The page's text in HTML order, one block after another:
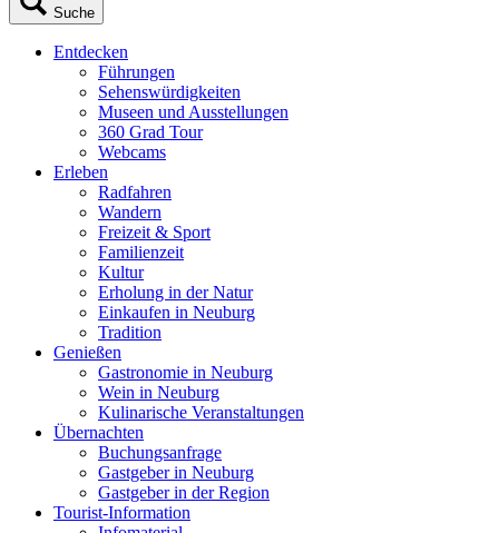
Suche
Entdecken
Führungen
Sehenswürdigkeiten
Museen und Ausstellungen
360 Grad Tour
Webcams
Erleben
Radfahren
Wandern
Freizeit & Sport
Familienzeit
Kultur
Erholung in der Natur
Einkaufen in Neuburg
Tradition
Genießen
Gastronomie in Neuburg
Wein in Neuburg
Kulinarische Veranstaltungen
Übernachten
Buchungsanfrage
Gastgeber in Neuburg
Gastgeber in der Region
Tourist-Information